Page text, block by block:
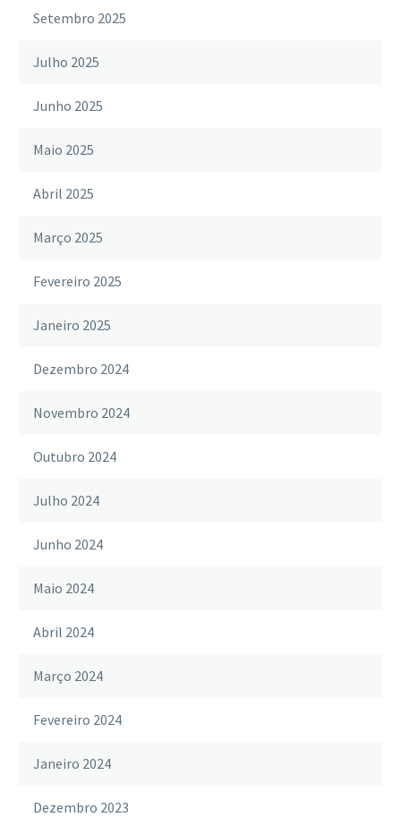
Setembro 2025
Julho 2025
Junho 2025
Maio 2025
Abril 2025
Março 2025
Fevereiro 2025
Janeiro 2025
Dezembro 2024
Novembro 2024
Outubro 2024
Julho 2024
Junho 2024
Maio 2024
Abril 2024
Março 2024
Fevereiro 2024
Janeiro 2024
Dezembro 2023